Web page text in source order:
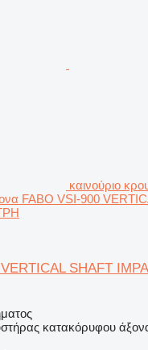
καινούριο
FABO VSI-900
SHAFT
κατακόρυφου